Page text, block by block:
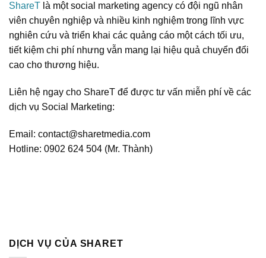
DỊCH VỤ CỦA SHARET
ShareT là một social marketing agency có đội ngũ nhân
viên chuyên nghiệp và nhiều kinh nghiệm trong lĩnh vực
nghiên cứu và triển khai các quảng cáo một cách tối ưu,
tiết kiệm chi phí nhưng vẫn mang lại hiệu quả chuyển đổi
cao cho thương hiệu.
Liên hệ ngay cho ShareT để được tư vấn miễn phí về các
dịch vụ Social Marketing:
Email: contact@sharetmedia.com
Hotline: 0902 624 504 (Mr. Thành)